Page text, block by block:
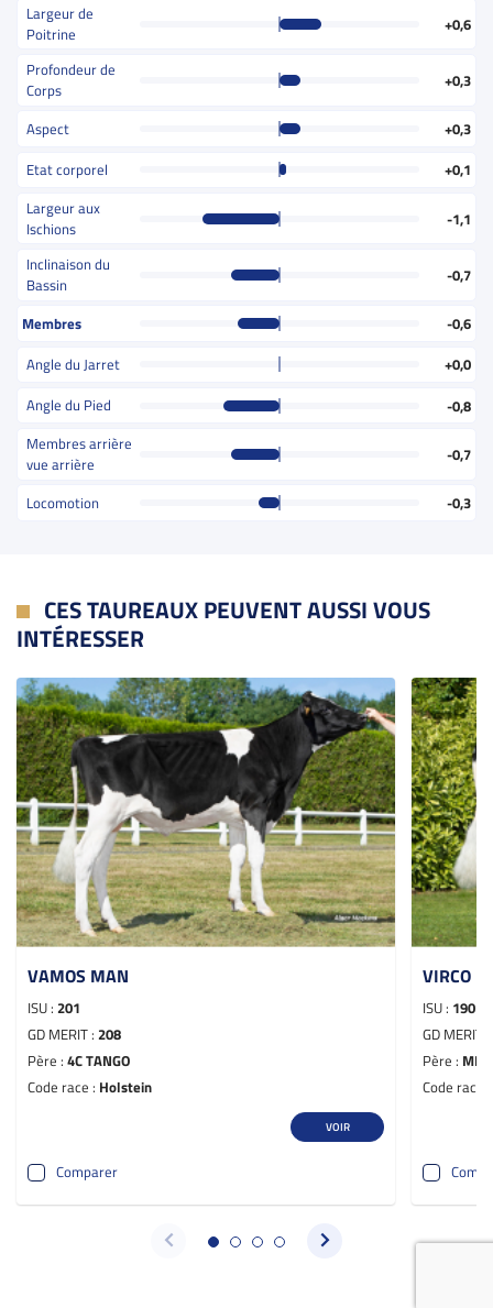
Largeur de
Poitrine
+0,6
Profondeur de
Corps
+0,3
Aspect
+0,3
Etat corporel
+0,1
Largeur aux
Ischions
-1,1
Inclinaison du
Bassin
-0,7
Membres
-0,6
Angle du Jarret
+0,0
Angle du Pied
-0,8
Membres arrière
vue arrière
-0,7
Locomotion -0,3
CES TAUREAUX PEUVENT AUSSI VOUS
INTÉRESSER
VAMOS MAN
ISU : 201
GD MERIT : 208
Père : 4C TANGO
Code race : Holstein
VOIR
Comparer
VIRCO
ISU : 190
GD MERIT :
Père :
Code race